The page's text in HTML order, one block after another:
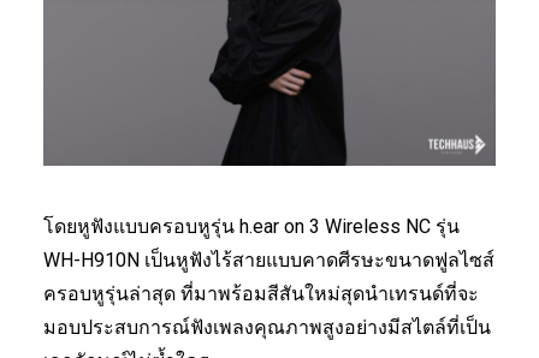
โดยหูฟังแบบครอบหูรุ่น h.ear on 3 Wireless NC รุ่น
WH-H910N เป็นหูฟังไร้สายแบบคาดศีรษะขนาดฟูลไซส์
ครอบหูรุ่นล่าสุด ที่มาพร้อมสีสันใหม่สุดนำเทรนด์ที่จะ
มอบประสบการณ์ฟังเพลงคุณภาพสูงอย่างมีสไตล์ที่เป็น